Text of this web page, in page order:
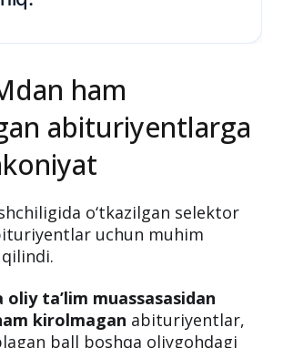
ham
abituriyentlarga
uchun muhim
qilindi.